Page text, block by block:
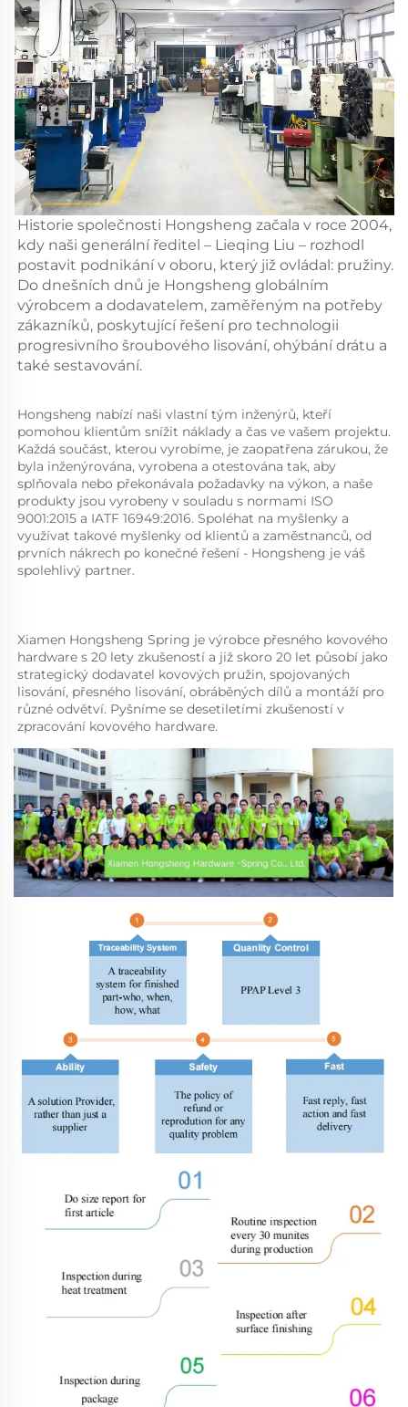
Historie společnosti Hongsheng začala v roce 2004,
kdy naši generální ředitel – Lieqing Liu – rozhodl
postavit podnikání v oboru, který již ovládal: pružiny.
Do dnešních dnů je Hongsheng globálním
výrobcem a dodavatelem, zaměřeným na potřeby
zákazníků, poskytující řešení pro technologii
progresivního šroubového lisování, ohýbání drátu a
také sestavování.
Hongsheng nabízí naši vlastní tým inženýrů, kteří
pomohou klientům snížit náklady a čas ve vašem projektu.
Každá součást, kterou vyrobíme, je zaopatřena zárukou, že
byla inženýrována, vyrobena a otestována tak, aby
splňovala nebo překonávala požadavky na výkon, a naše
produkty jsou vyrobeny v souladu s normami ISO
9001:2015 a IATF 16949:2016. Spoléhat na myšlenky a
využívat takové myšlenky od klientů a zaměstnanců, od
prvních nákrech po konečné řešení - Hongsheng je váš
spolehlivý partner.
Xiamen Hongsheng Spring je výrobce přesného kovového
hardware s 20 lety zkušeností a již skoro 20 let působí jako
strategický dodavatel kovových pružin, spojovaných
lisování, přesného lisování, obráběných dílů a montáží pro
různé odvětví. Pyšníme se desetiletími zkušeností v
zpracování kovového hardware.